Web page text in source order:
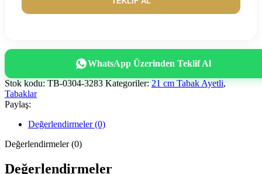
WhatsApp Üzerinden Teklif Al
Stok kodu:TB-0304-3283Kategoriler: 21 cm Tabak Ayetli,
Tabaklar
Paylaş:
Değerlendirmeler (0)
Değerlendirmeler (0)
Değerlendirmeler